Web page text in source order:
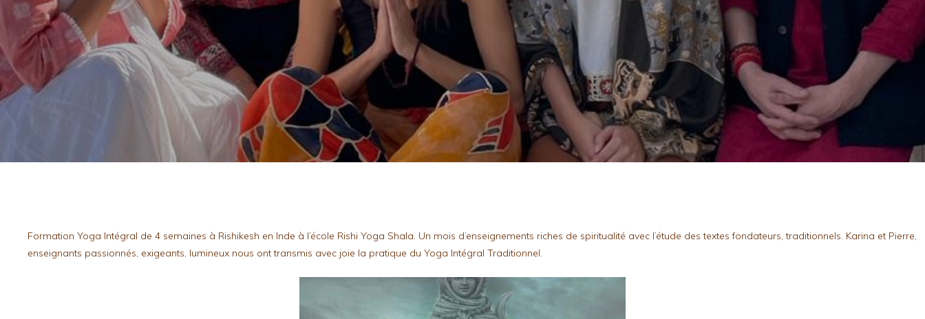
Formation Yoga Intégral de 4 semaines à Rishikesh en Inde à l’école Rishi Yoga Shala. Un mois d’enseignements riches de spiritualité avec l’étude des textes fondateurs, traditionnels. Karina et Pierre,
enseignants passionnés, exigeants, lumineux nous ont transmis avec joie la pratique du Yoga Intégral Traditionnel.